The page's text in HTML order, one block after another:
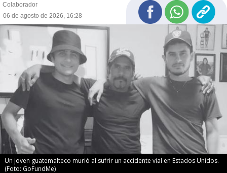
Colaborador
06 de agosto de 2026, 16:28
Un joven guatemalteco murió al sufrir un accidente vial en Estados Unidos.
(Foto: GoFundMe)